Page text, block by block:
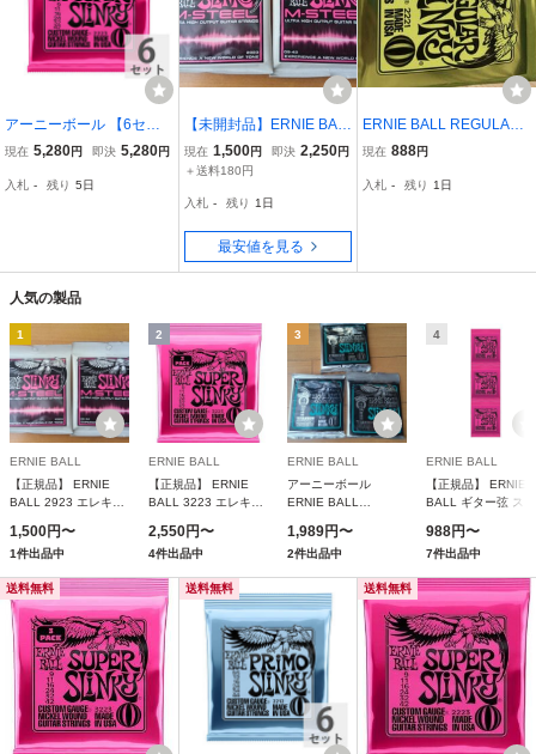
アーニーボール 【6セッ
ト】 ERNIE BALL 09-42
キギター弦
現在 5,280円 即決 5,280円
入札 - 残り 5日
【未開封品】ERNIE BAL
L M-STEEL 2923 09-42
エレキギター弦 2個セッ
現在 1,500円 即決 2,250円
＋送料180円
入札 - 残り 1日
最安値を見る
ERNIE BALL REGULAR
SLINKY 2221 エレキギタ
現在 888円
入札 - 残り 1日
人気の製品
1
ERNIE BALL
【正規品】 ERNIE
BALL 2923 エレキギ
STEEL SUPER
SLINKY M
1,500円〜
1件出品中
2
ERNIE BALL
【正規品】 ERNIE
BALL 3223 エレキギ
SUPER SLINKY 3Set
Pack
2,550円〜
4件出品中
3
ERNIE BALL
アーニーボール
ERNIE BALL
Even Slinky コーティ
ングエレキギター弦
1,989円〜
2件出品中
4
ERNIE BALL
【正規品】 ERNIE
BALL ギター弦 スー
2223 SUPER
SLINKY 3SET
988円〜
7件出品中
送料無料 送料無料 送料無料